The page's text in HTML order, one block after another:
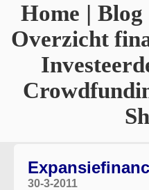
Home | Blog
Overzicht
30-3-2011